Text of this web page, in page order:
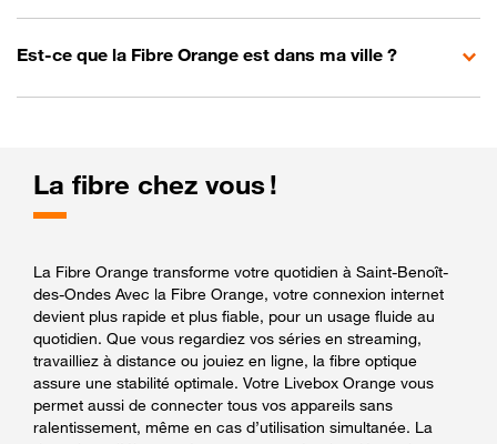
Est-ce que la Fibre Orange est dans ma ville ?
La fibre chez vous !
La Fibre Orange transforme votre quotidien à Saint-Benoît-
des-Ondes Avec la Fibre Orange, votre connexion internet
devient plus rapide et plus fiable, pour un usage fluide au
quotidien. Que vous regardiez vos séries en streaming,
travailliez à distance ou jouiez en ligne, la fibre optique
assure une stabilité optimale. Votre Livebox Orange vous
permet aussi de connecter tous vos appareils sans
ralentissement, même en cas d’utilisation simultanée. La